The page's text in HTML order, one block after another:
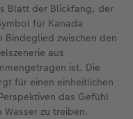
Blatt der Blickfang, der
für Kanada
Bindeglied zwischen den
aus
ist. Die
für einen einheitlichen
das Gefühl
zu treiben.